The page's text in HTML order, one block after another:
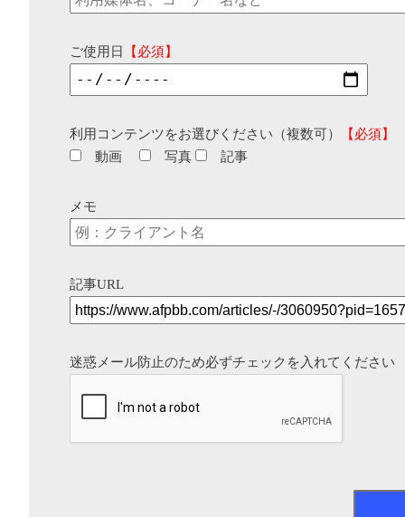
ご使用日 【必須】
利用コンテンツをお選びください（複数可）
【必須】
動画
写真 記事
メモ
記事URL
迷惑メール防止のため必ずチェックを入れてください